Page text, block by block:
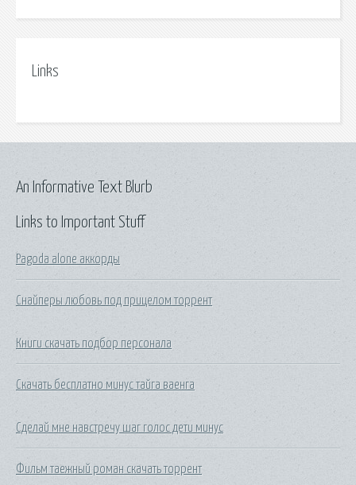
Links
Links to Important Stuff
Pagoda alone аккорды
Снайперы любовь под прицелом торрент
Книги скачать подбор персонала
Скачать бесплатно минус тайга ваенга
Сделай мне навстречу шаг голос дети минус
Фильм таежный роман скачать торрент
An Informative Text Blurb